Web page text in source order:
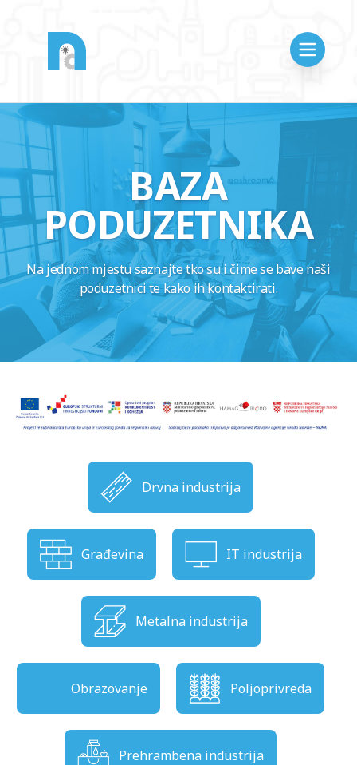
BAZA
PODUZETNIKA
Na jednom mjestu saznajte tko su i čime se bave naši
poduzetnici te kako ih kontaktirati.
Drvna industrija
Građevina IT industrija
Metalna industrija
Obrazovanje Poljoprivreda
Prehrambena industrija